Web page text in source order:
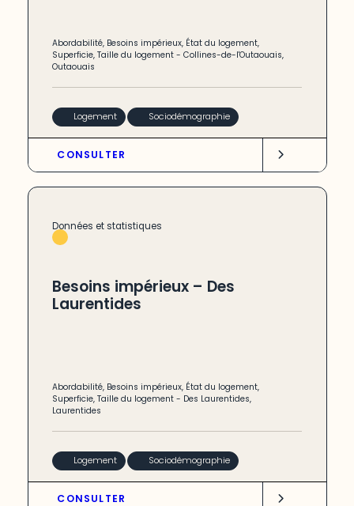
Abordabilité, Besoins impérieux, État du logement,
Superficie,Taille du logement -Collines-de-l'Outaouais,
Outaouais
Logement Sociodémographie
CONSULTER
Données et statistiques
Besoins impérieux – Des
Laurentides
Abordabilité, Besoins impérieux, État du logement,
Superficie,Taille du logement - Des Laurentides,
Laurentides
Logement Sociodémographie
CONSULTER